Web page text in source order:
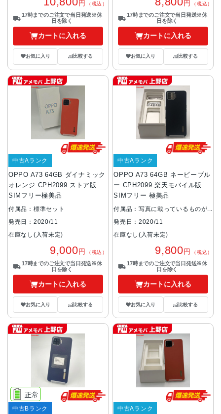
円 （税込）
17時までのご注文で当日発送※休
日を除く
カートに入れる
お気に入り 比較する
円 （税込）
17時までのご注文で当日発送※休
日を除く
カートに入れる
お気に入り 比較する
OPPO A73 64GB ダイナミック
オレンジ CPH2099 ストア版
SIMフリー極美品
中古Aランク
付属品：標準セット
発売日：2020/11
在庫なし(入荷未定)
9,000円 （税込）
17時までのご注文で当日発送※休
日を除く
カートに入れる
お気に入り 比較する
OPPO A73 64GB ネービーブル
ー CPH2099 楽天モバイル版
SIMフリー 極美品
中古Aランク
付属品：写真に載っているものが
全てです。
発売日：2020/11
在庫なし(入荷未定)
9,800円 （税込）
17時までのご注文で当日発送※休
日を除く
カートに入れる
お気に入り 比較する
正常
中古Bランク 中古Aランク